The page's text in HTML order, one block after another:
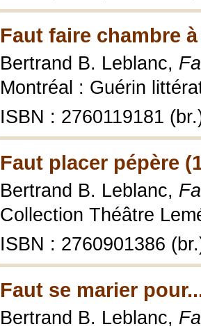
Faut faire chambre
Bertrand B. Leblanc,
Montréal : Guérin
ISBN : 2760119181
Faut placer pépère
Bertrand B. Leblanc,
Collection Théâtre
ISBN : 2760901386
Faut se marier
Bertrand B. Leblanc,